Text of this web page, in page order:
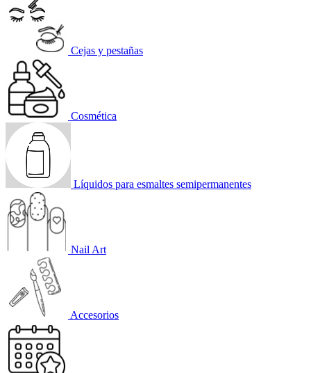
Cejas y pestañas
Cosmética
Líquidos para esmaltes semipermanentes
Nail Art
Accesorios